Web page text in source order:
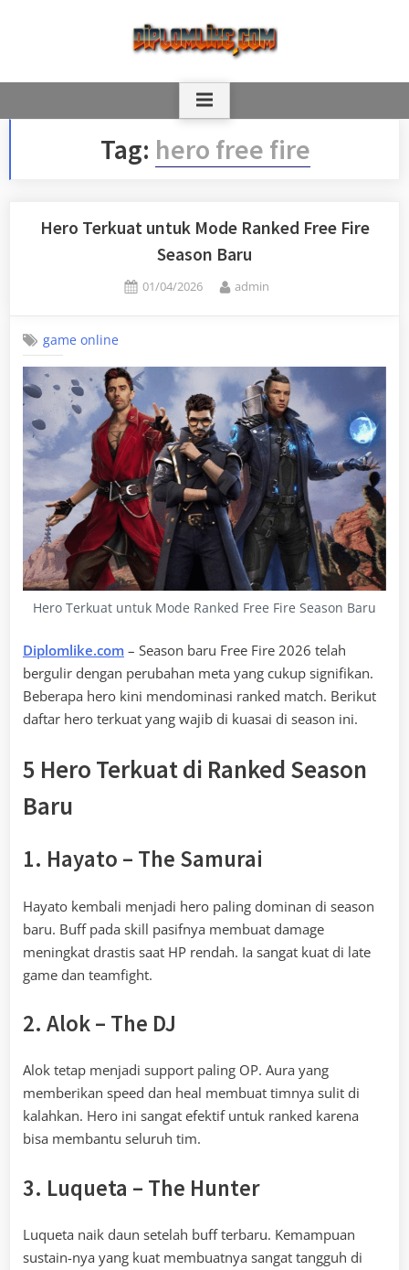
Tag: hero free fire
Hero Terkuat untuk Mode Ranked Free Fire
Season Baru
Posted
01/04/2026 By
admin
game online
Hero Terkuat untuk Mode Ranked Free Fire Season Baru
Diplomlike.com – Season baru Free Fire 2026 telah
bergulir dengan perubahan meta yang cukup signifikan.
Beberapa hero kini mendominasi ranked match. Berikut
daftar hero terkuat yang wajib di kuasai di season ini.
5 Hero Terkuat di Ranked Season
Baru
1. Hayato – The Samurai
Hayato kembali menjadi hero paling dominan di season
baru. Buff pada skill pasifnya membuat damage
meningkat drastis saat HP rendah. Ia sangat kuat di late
game dan teamfight.
2. Alok – The DJ
Alok tetap menjadi support paling OP. Aura yang
memberikan speed dan heal membuat timnya sulit di
kalahkan. Hero ini sangat efektif untuk ranked karena
bisa membantu seluruh tim.
3. Luqueta – The Hunter
Luqueta naik daun setelah buff terbaru. Kemampuan
sustain-nya yang kuat membuatnya sangat tangguh di